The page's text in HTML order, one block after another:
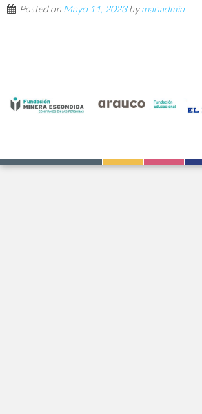
Posted on Mayo 11, 2023bymanadmin